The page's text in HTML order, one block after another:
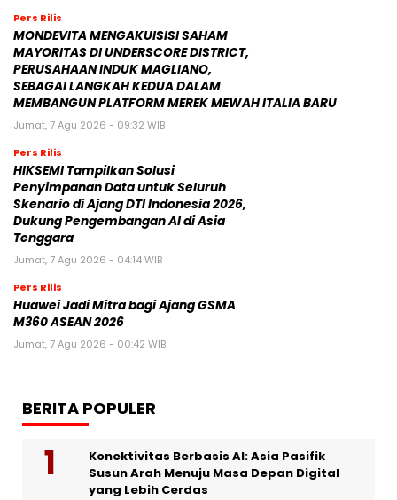
Pers Rilis
MONDEVITA MENGAKUISISI SAHAM
MAYORITAS DI UNDERSCORE DISTRICT,
PERUSAHAAN INDUK MAGLIANO,
SEBAGAI LANGKAH KEDUA DALAM
MEMBANGUN PLATFORM MEREK MEWAH ITALIA BARU
Jumat, 7 Agu 2026 - 09:32 WIB
Pers Rilis
HIKSEMI Tampilkan Solusi
Penyimpanan Data untuk Seluruh
Skenario di Ajang DTI Indonesia 2026,
Dukung Pengembangan AI di Asia
Tenggara
Jumat, 7 Agu 2026 - 04:14 WIB
Pers Rilis
Huawei Jadi Mitra bagi Ajang GSMA
M360 ASEAN 2026
Jumat, 7 Agu 2026 - 00:42 WIB
BERITA POPULER
Konektivitas Berbasis AI: Asia Pasifik
Susun Arah Menuju Masa Depan Digital
yang Lebih Cerdas